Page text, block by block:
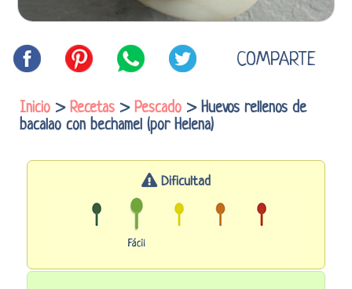
COMPARTE
Inicio > Recetas > Pescado > Huevos rellenos de
bacalao con bechamel (por Helena)
Dificultad